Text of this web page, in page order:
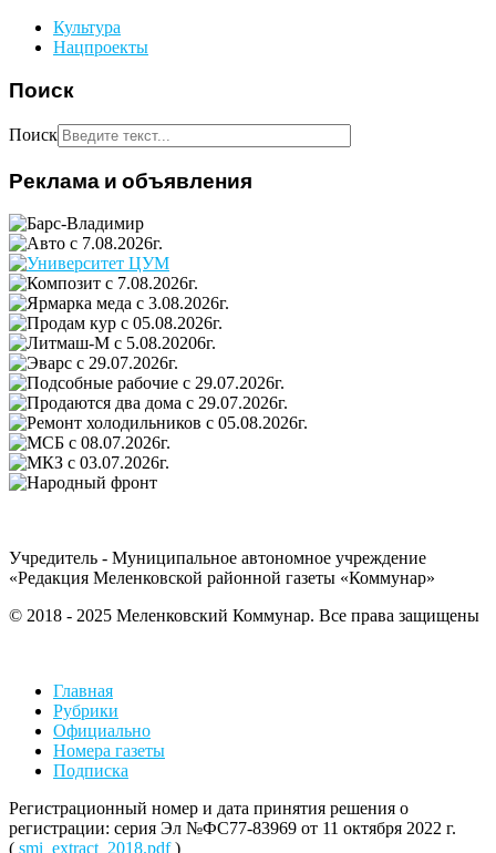
Культура
Нацпроекты
Поиск
Поиск
Реклама и объявления
Учредитель - Муниципальное автономное учреждение
«Редакция Меленковской районной газеты «Коммунар»
© 2018 - 2025 Меленковский Коммунар. Все права защищены
Главная
Рубрики
Официально
Номера газеты
Подписка
Регистрационный номер и дата принятия решения о
регистрации: серия Эл №ФС77-83969 от 11 октября 2022 г.
( smi_extract_2018.pdf)